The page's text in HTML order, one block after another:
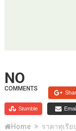
NO
COMMENTS
Stumble
Home ราคาทุเรี